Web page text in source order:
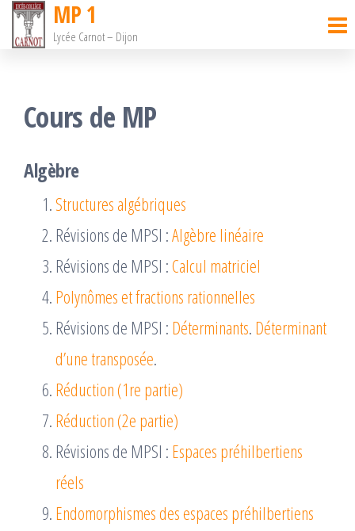
Passer
MP 1
Lycée Carnot – Dijon
Cours de MP
Algèbre
Structures algébriques
Révisions de MPSI :Algèbre linéaire
Révisions de MPSI :Calcul matriciel
Polynômes et fractions rationnelles
Révisions de MPSI : Déterminants. Déterminant
d’une transposée.
Réduction (1re partie)
Réduction (2e partie)
Révisions de MPSI : Espaces préhilbertiens
réels
Endomorphismes des espaces préhilbertiens